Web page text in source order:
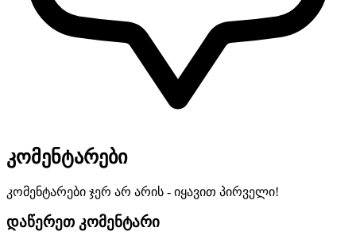
კომენტარები
კომენტარები ჯერ არ არის - იყავით პირველი!
დაწერეთ კომენტარი